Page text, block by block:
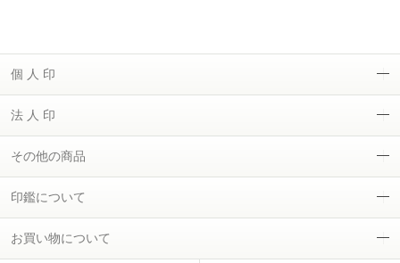
個 人 印
法 人 印
その他の商品
印鑑について
お買い物について